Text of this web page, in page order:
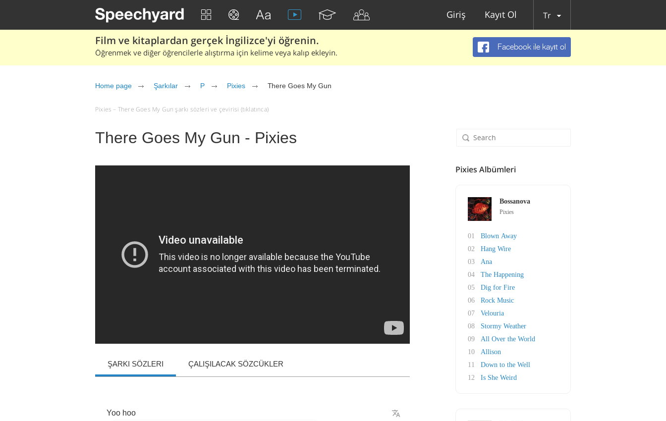
Giriş Kayıt Ol Tr
Film ve kitaplardan gerçek İngilizce'yi öğrenin.
Öğrenmek ve diğer öğrencilerle alıştırma için kelime veya kalıp ekleyin.
Facebook ile kayıt ol
Home page Şarkılar P Pixies There Goes My Gun
Pixies – There Goes My Gun şarkı sözleri ve çevirisi (tıklatınca)
There Goes My Gun - Pixies
ŞARKI SÖZLERI ÇALIŞILACAK SÖZCÜKLER
Yoo hoo
Pixies Albümleri
Bossanova
Pixies
01
Blown Away
02
Hang Wire
03
Ana
04
The Happening
05
Dig for Fire
06
Rock Music
07
Velouria
08
Stormy Weather
09
All Over the World
10
Allison
11
Down to the Well
12
Is She Weird